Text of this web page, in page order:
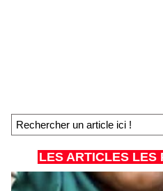
LES ARTICLES LES